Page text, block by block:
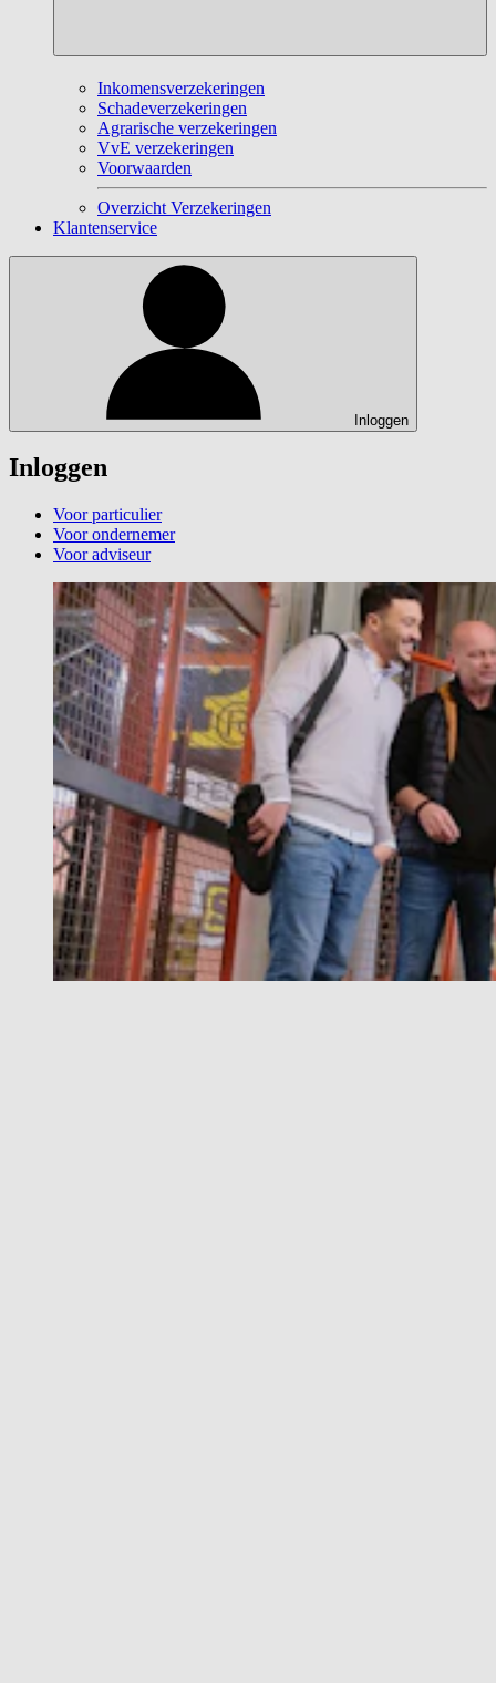
Inkomensverzekeringen
Schadeverzekeringen
Agrarische verzekeringen
VvE verzekeringen
Voorwaarden
Overzicht Verzekeringen
Klantenservice
Inloggen
Inloggen
Voor particulier
Voor ondernemer
Voor adviseur